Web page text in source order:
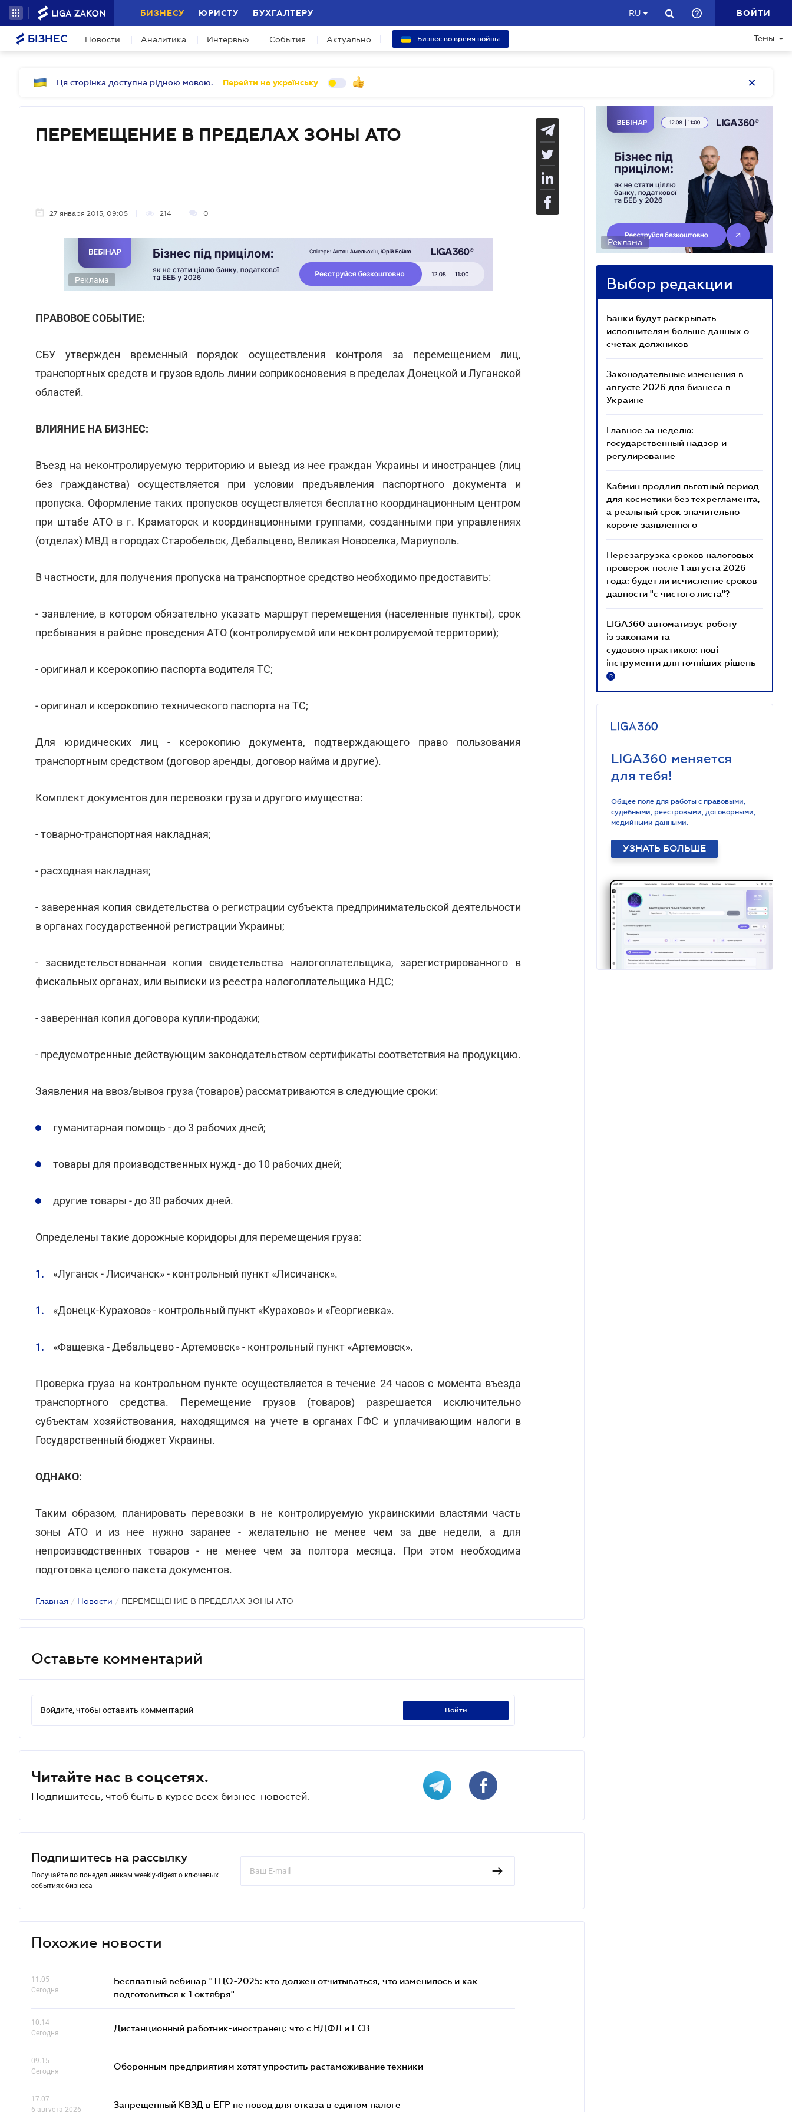
БИЗНЕСУ ЮРИСТУ БУХГАЛТЕРУ RU ВОЙТИ
БІЗНЕС Новости Аналитика Интервью События Актуально Бизнес во время войны Темы
Ця сторінка доступна рідною мовою. Перейти на українську
ПЕРЕМЕЩЕНИЕ В ПРЕДЕЛАХ ЗОНЫ АТО
27 января 2015, 09:05 214 0
Реклама
ПРАВОВОЕ СОБЫТИЕ:
СБУ утвержден временный порядок осуществления контроля за перемещением лиц,
транспортных средств и грузов вдоль линии соприкосновения в пределах Донецкой и Луганской
областей.
ВЛИЯНИЕ НА БИЗНЕС:
Въезд на неконтролируемую территорию и выезд из нее граждан Украины и иностранцев (лиц
без гражданства) осуществляется при условии предъявления паспортного документа и
пропуска. Оформление таких пропусков осуществляется бесплатно координационным центром
при штабе АТО в г. Краматорск и координационными группами, созданными при управлениях
(отделах) МВД в городах Старобельск, Дебальцево, Великая Новоселка, Мариуполь.
В частности, для получения пропуска на транспортное средство необходимо предоставить:
- заявление, в котором обязательно указать маршрут перемещения (населенные пункты), срок
пребывания в районе проведения АТО (контролируемой или неконтролируемой территории);
- оригинал и ксерокопию паспорта водителя ТС;
- оригинал и ксерокопию технического паспорта на ТС;
Для юридических лиц - ксерокопию документа, подтверждающего право пользования
транспортным средством (договор аренды, договор найма и другие).
Комплект документов для перевозки груза и другого имущества:
- товарно-транспортная накладная;
- расходная накладная;
- заверенная копия свидетельства о регистрации субъекта предпринимательской деятельности
в органах государственной регистрации Украины;
- засвидетельствованная копия свидетельства налогоплательщика, зарегистрированного в
фискальных органах, или выписки из реестра налогоплательщика НДС;
- заверенная копия договора купли-продажи;
- предусмотренные действующим законодательством сертификаты соответствия на продукцию.
Заявления на ввоз/вывоз груза (товаров) рассматриваются в следующие сроки:
гуманитарная помощь - до 3 рабочих дней;
товары для производственных нужд - до 10 рабочих дней;
другие товары - до 30 рабочих дней.
Определены такие дорожные коридоры для перемещения груза:
«Луганск - Лисичанск» - контрольный пункт «Лисичанск».
«Донецк-Курахово» - контрольный пункт «Курахово» и «Георгиевка».
«Фащевка - Дебальцево - Артемовск» - контрольный пункт «Артемовск».
Проверка груза на контрольном пункте осуществляется в течение 24 часов с момента въезда
транспортного средства. Перемещение грузов (товаров) разрешается исключительно
субъектам хозяйствования, находящимся на учете в органах ГФС и уплачивающим налоги в
Государственный бюджет Украины.
ОДНАКО:
Таким образом, планировать перевозки в не контролируемую украинскими властями часть
зоны АТО и из нее нужно заранее - желательно не менее чем за две недели, а для
непроизводственных товаров - не менее чем за полтора месяца. При этом необходима
подготовка целого пакета документов.
Главная / Новости / ПЕРЕМЕЩЕНИЕ В ПРЕДЕЛАХ ЗОНЫ АТО
Оставьте комментарий
Войдите, чтобы оставить комментарий войти
Читайте нас в соцсетях.
Подпишитесь, чтоб быть в курсе всех бизнес-новостей.
Подпишитесь на рассылку
Получайте по понедельникам weekly-digest о ключевых
событиях бизнеса
Похожие новости
11.05
Сегодня
Бесплатный вебинар "ТЦО-2025: кто должен отчитываться, что изменилось и как
подготовиться к 1 октября"
10.14
Сегодня
Дистанционный работник-иностранец: что с НДФЛ и ЕСВ
09.15
Сегодня
Оборонным предприятиям хотят упростить растаможивание техники
17.07
6 августа 2026
Запрещенный КВЭД в ЕГР не повод для отказа в едином налоге
Реклама
Выбор редакции
Банки будут раскрывать
исполнителям больше данных о
счетах должников
Законодательные изменения в
августе 2026 для бизнеса в
Украине
Главное за неделю:
государственный надзор и
регулирование
Кабмин продлил льготный период
для косметики без техрегламента,
а реальный срок значительно
короче заявленного
Перезагрузка сроков налоговых
проверок после 1 августа 2026
года: будет ли исчисление сроков
давности "с чистого листа"?
LIGA360 автоматизує роботу
із законами та
судовою практикою: нові
інструменти для точніших рішень
R
LIGA360 меняется
для тебя!
Общее поле для работы с правовыми,
судебными, реестровыми, договорными,
медийными данными.
УЗНАТЬ БОЛЬШЕ